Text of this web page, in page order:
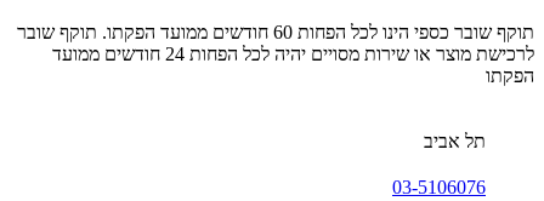
תוקף שובר כספי הינו לכל הפחות 60 חודשים ממועד הפקתו. תוקף שובר
לרכישת מוצר או שירות מסויים יהיה לכל הפחות 24 חודשים ממועד
הפקתו
תל אביב
03-5106076